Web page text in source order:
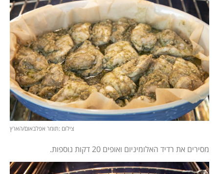
צילום :תומר אפלבאום/הארץ
מסירים את רדיד האלומיניום ואופים 20 דקות נוספות.